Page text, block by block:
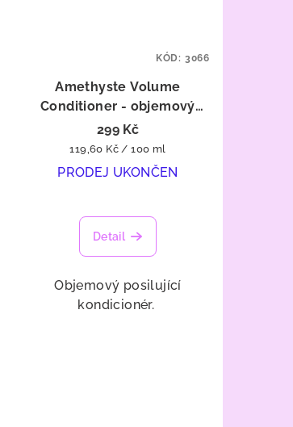
Amethyste Volume
Conditioner - objemový
kondicionér 250 ml
299 Kč
Měrná
cena:
119,60 Kč / 100 ml
PRODEJ UKONČEN
Detail
Objemový posilující
kondicionér.
KÓD: 3066